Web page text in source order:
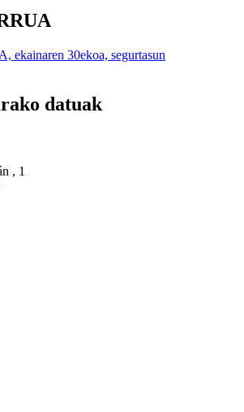
ekainaren 30ekoa, segurtasun
datuak
, 1